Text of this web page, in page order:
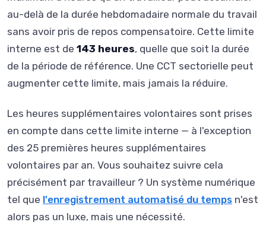
au-delà de la durée hebdomadaire normale du travail
sans avoir pris de repos compensatoire. Cette limite
interne est de 143 heures, quelle que soit la durée
de la période de référence. Une CCT sectorielle peut
augmenter cette limite, mais jamais la réduire.
Les heures supplémentaires volontaires sont prises
en compte dans cette limite interne — à l'exception
des 25 premières heures supplémentaires
volontaires par an. Vous souhaitez suivre cela
précisément par travailleur ? Un système numérique
tel que l'enregistrement automatisé du temps n'est
alors pas un luxe, mais une nécessité.